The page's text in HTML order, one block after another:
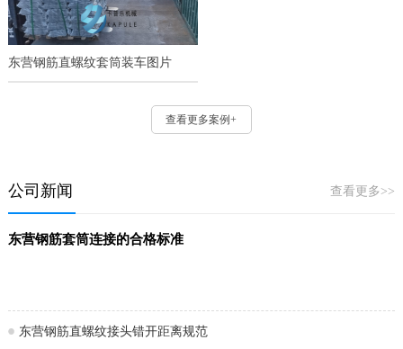
东营钢筋直螺纹套筒装车图片
查看更多案例+
查看更多>>
公司新闻
东营钢筋套筒连接的合格标准
东营钢筋直螺纹接头错开距离规范